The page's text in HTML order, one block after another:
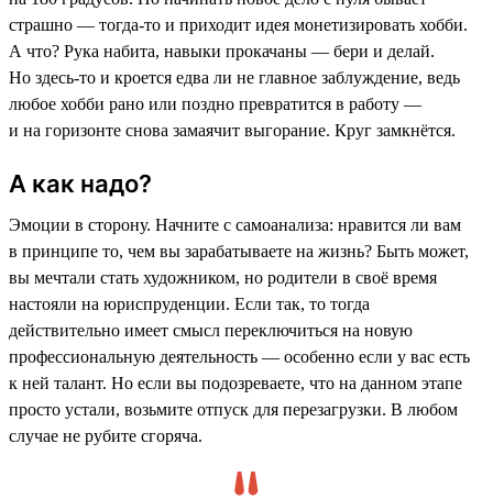
страшно — тогда-то и приходит идея монетизировать хобби.
А что? Рука набита, навыки прокачаны — бери и делай.
Но здесь-то и кроется едва ли не главное заблуждение, ведь
любое хобби рано или поздно превратится в работу —
и на горизонте снова замаячит выгорание. Круг замкнётся.
А как надо?
Эмоции в сторону. Начните с самоанализа: нравится ли вам
в принципе то, чем вы зарабатываете на жизнь? Быть может,
вы мечтали стать художником, но родители в своё время
настояли на юриспруденции. Если так, то тогда
действительно имеет смысл переключиться на новую
профессиональную деятельность — особенно если у вас есть
к ней талант. Но если вы подозреваете, что на данном этапе
просто устали, возьмите отпуск для перезагрузки. В любом
случае не рубите сгоряча.